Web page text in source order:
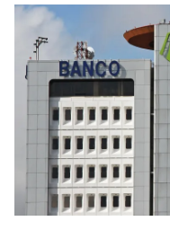
Image
Image